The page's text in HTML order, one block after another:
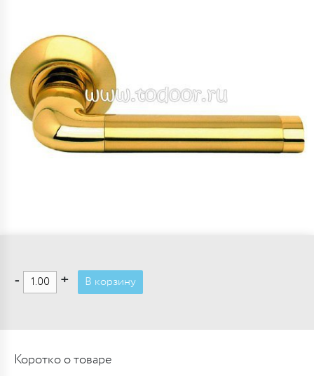
- + В корзину
Коротко о товаре